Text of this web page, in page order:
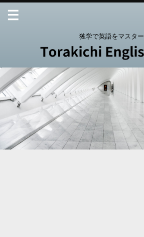
独学で英語をマスター